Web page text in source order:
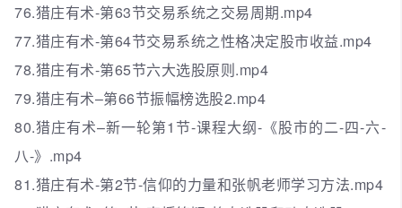
76.猎庄有术-第63节交易系统之交易周期.mp4
77.猎庄有术-第64节交易系统之性格决定股市收益.mp4
78.猎庄有术-第65节六大选股原则.mp4
79.猎庄有术–第66节振幅榜选股2.mp4
80.猎庄有术–新一轮第1节-课程大纲-《股市的二-四-六-
八-》.mp4
81.猎庄有术-第2节-信仰的力量和张帆老师学习方法.mp4